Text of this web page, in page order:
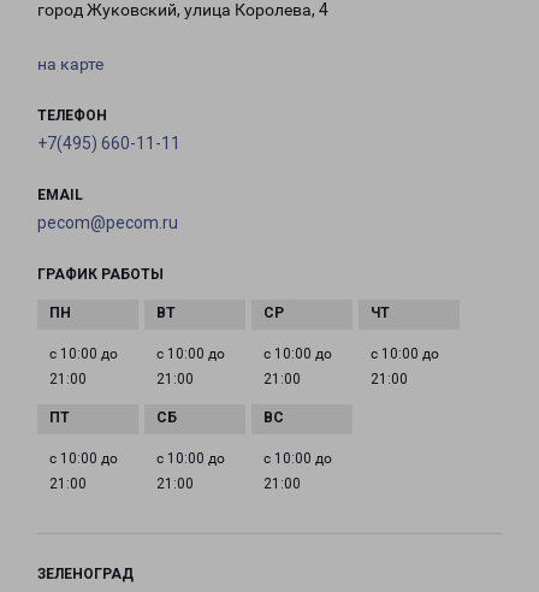
город Жуковский, улица Королева, 4
на карте
ТЕЛЕФОН
+7(495) 660-11-11
EMAIL
pecom@pecom.ru
ГРАФИК РАБОТЫ
с 10:00 до
21:00
с 10:00 до
21:00
с 10:00 до
21:00
с 10:00 до
21:00
с 10:00 до
21:00
с 10:00 до
21:00
с 10:00 до
21:00
ЗЕЛЕНОГРАД